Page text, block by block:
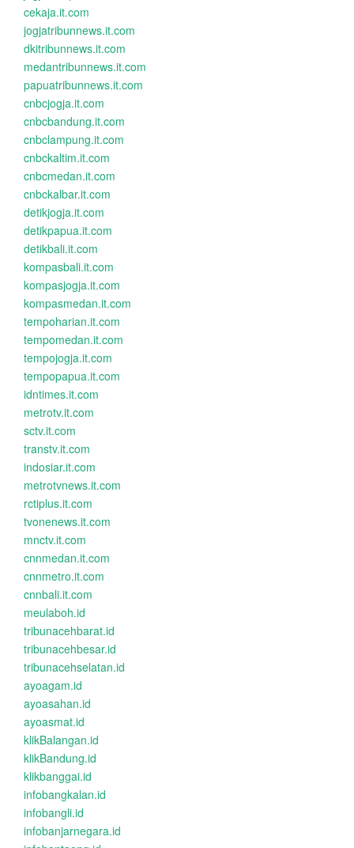
cekaja.it.com
jogjatribunnews.it.com
dkitribunnews.it.com
medantribunnews.it.com
papuatribunnews.it.com
cnbcjogja.it.com
cnbcbandung.it.com
cnbclampung.it.com
cnbckaltim.it.com
cnbcmedan.it.com
cnbckalbar.it.com
detikjogja.it.com
detikpapua.it.com
detikbali.it.com
kompasbali.it.com
kompasjogja.it.com
kompasmedan.it.com
tempoharian.it.com
tempomedan.it.com
tempojogja.it.com
tempopapua.it.com
idntimes.it.com
metrotv.it.com
sctv.it.com
transtv.it.com
indosiar.it.com
metrotvnews.it.com
rctiplus.it.com
tvonenews.it.com
mnctv.it.com
cnnmedan.it.com
cnnmetro.it.com
cnnbali.it.com
meulaboh.id
tribunacehbarat.id
tribunacehbesar.id
tribunacehselatan.id
ayoagam.id
ayoasahan.id
ayoasmat.id
klikBalangan.id
klikBandung.id
klikbanggai.id
infobangkalan.id
infobangli.id
infobanjarnegara.id